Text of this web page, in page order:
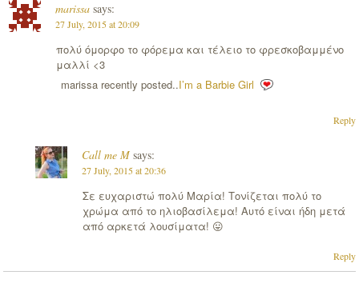
marissa says:
27 July, 2015 at 20:09
πολύ όμορφο το φόρεμα και τέλειο το φρεσκοβαμμένο
μαλλί <3
marissa recently posted..I’m a Barbie Girl
Reply
Call me M says:
27 July, 2015 at 20:36
Σε ευχαριστώ πολύ Μαρία! Τονίζεται πολύ το
χρώμα από το ηλιοβασίλεμα! Αυτό είναι ήδη μετά
από αρκετά λουσίματα! 😛
Reply